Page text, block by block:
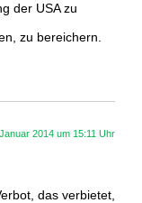
der USA zu
zu bereichern.
2014 um 15:11 Uhr
das verbietet,